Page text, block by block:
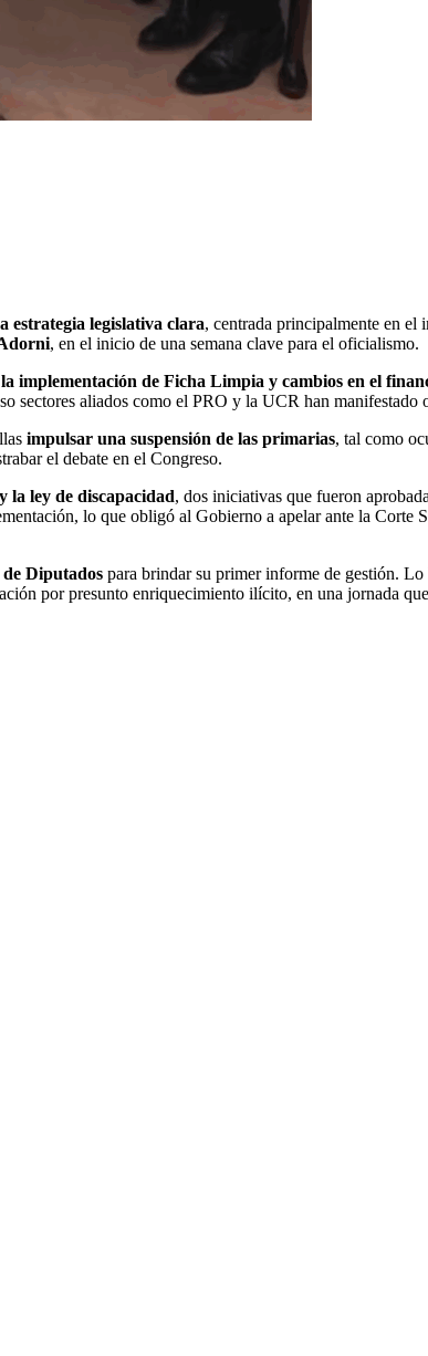
estrategia legislativa clara, centrada principalmente en el
, en el inicio de una semana clave para el oficialismo.
implementación de Ficha Limpia y cambios en el
sectores aliados como el PRO y la UCR han manifestado
impulsar una suspensión de las primarias, tal como
el debate en el Congreso.
la ley de discapacidad, dos iniciativas que fueron
lo que obligó al Gobierno a apelar ante la Corte
Diputados para brindar su primer informe de gestión.
por presunto enriquecimiento ilícito, en una jornada